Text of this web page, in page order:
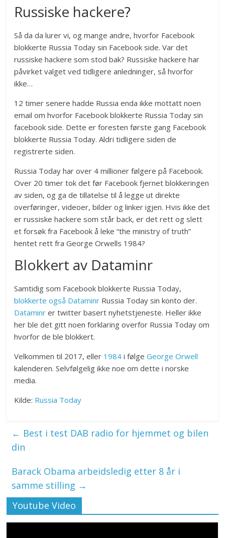
Russiske hackere?
Så da da lurer vi, og mange andre, hvorfor Facebook
blokkerte Russia Today sin Facebook side. Var det
russiske hackere som stod bak? Russiske hackere har
påvirket valget ved tidligere anledninger, så hvorfor
ikke…
12 timer senere hadde Russia enda ikke mottatt noen
email om hvorfor Facebook blokkerte Russia Today sin
facebook side. Dette er foresten første gang Facebook
blokkerte Russia Today. Aldri tidligere siden de
registrerte siden.
Russia Today har over 4 millioner følgere på Facebook.
Over 20 timer tok det før Facebook fjernet blokkeringen
av siden, og ga de tillatelse til å legge ut direkte
overføringer, videoer, bilder og linker igjen. Hvis ikke det
er russiske hackere som står back, er det rett og slett
et forsøk fra Facebook å leke “the ministry of truth”
hentet rett fra George Orwells 1984?
Blokkert av Dataminr
Samtidig som Facebook blokkerte Russia Today,
blokkerte også Dataminr Russia Today sin konto der.
Dataminr er twitter basert nyhetstjeneste. Heller ikke
her ble det gitt noen forklaring overfor Russia Today om
hvorfor de ble blokkert.
Velkommen til 2017, eller 1984 i følgeGeorge Orwell
kalenderen. Selvfølgelig ikke noe om dette i norske
media.
Kilde: Russia Today
← Best i test DAB radio for hjemmet og bilen
din
Barack Obama arbeidsledig etter 8 år i
samme stilling →
Youtube Video